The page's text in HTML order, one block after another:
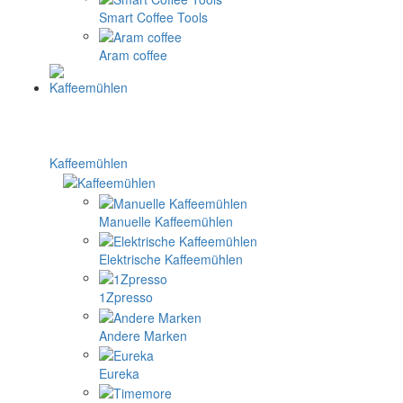
Smart Coffee Tools
Aram coffee
Kaffeemühlen
Manuelle Kaffeemühlen
Elektrische Kaffeemühlen
1Zpresso
Andere Marken
Eureka